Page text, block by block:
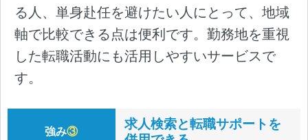
る人、単身赴任を避けたい人にとって、地域
軸で比較できる点は便利です。勤務地を重視
した転職活動にも活用しやすいサービスで
す。
強み③
求人検索と転職サポートを